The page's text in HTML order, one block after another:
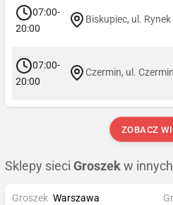
07:00-
20:00
Biskupiec, ul. Rynek
07:00-
20:00
Czermin, ul.
ZOBACZ
Sklepy sieci Groszek w
Groszek Warszawa